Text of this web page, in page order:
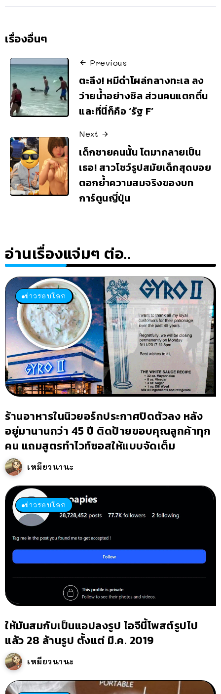
เรื่องอื่นๆ
Previous
ตะลึง! หมีดำโผล่กลางทะเล ลง
ว่ายน้ำอย่างชิล ส่วนคนแตกตื่น
และที่นี่ก็คือ ‘รัฐ F’
Next
เด็กชายคนนั้น โตมากลายเป็น
เธอ! สาวโชว์รูปสมัยเด็กสุดบอย
ตอกย้ำความสมจริงของบท
การ์ตูนญี่ปุ่น
อ่านเรื่องแจ่มๆ ต่อ..
ข่าวรอบโลก
ร้านอาหารในนิวยอร์กประกาศปิดตัวลง หลัง
อยู่มานานกว่า 45 ปี ติดป้ายขอบคุณลูกค้าทุก
คน แถมสูตรทำไวท์ซอสให้แบบจัดเต็ม
เหมียวนานะ
ข่าวรอบโลก
ให้มันสมกับเป็นแอปลงรูป ไอจีนี้โพสต์รูปไป
แล้ว 28 ล้านรูป ตั้งแต่ มี.ค. 2019
เหมียวนานะ